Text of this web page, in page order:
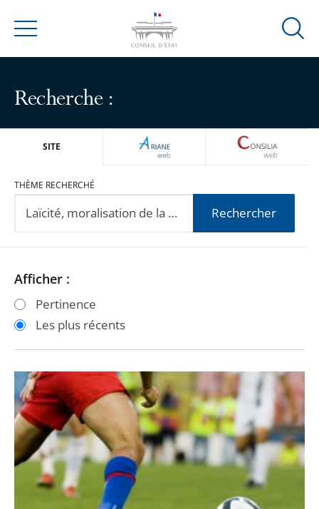
Menu
Ouvrir
Recherche :
SITE ARIANEWEB
THÈME RECHERCHÉ
Rechercher
Passer
les
filtres
après
Passer
les
filtres
avant
Afficher :
Pertinence
Les plus récents
BFM
TV
n’était
pas
autorisée
retransmettre